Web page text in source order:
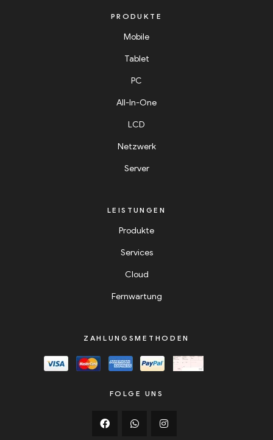
PRODUKTE
Mobile
Tablet
PC
All-In-One
LCD
Netzwerk
Server
LEISTUNGEN
Produkte
Services
Cloud
Fernwartung
ZAHLUNGSMETHODEN
FOLGE UNS